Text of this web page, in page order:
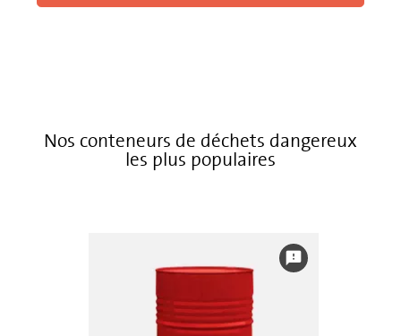
Nos conteneurs de déchets dangereux
les plus populaires
feedback